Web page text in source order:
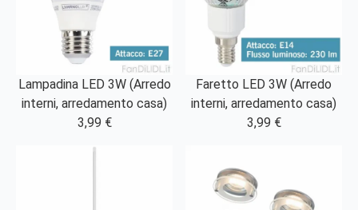
Lampadina LED 3W (Arredo
interni, arredamento casa)
3,99 €
Faretto LED 3W (Arredo
interni, arredamento casa)
3,99 €